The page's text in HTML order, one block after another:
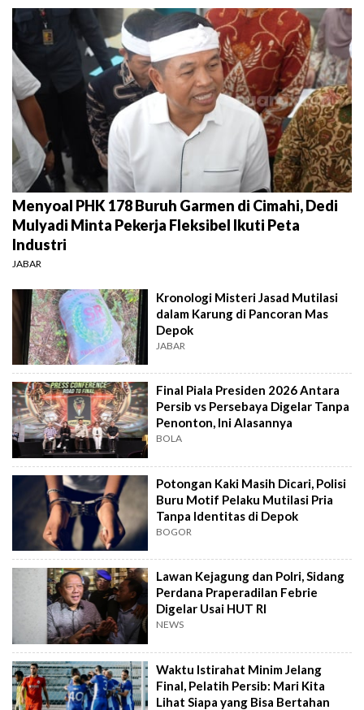
Menyoal PHK 178 Buruh Garmen di Cimahi, Dedi
Mulyadi Minta Pekerja Fleksibel Ikuti Peta
Industri
JABAR
Kronologi Misteri Jasad Mutilasi
dalam Karung di Pancoran Mas
Depok
JABAR
Final Piala Presiden 2026 Antara
Persib vs Persebaya Digelar Tanpa
Penonton, Ini Alasannya
BOLA
Potongan Kaki Masih Dicari, Polisi
Buru Motif Pelaku Mutilasi Pria
Tanpa Identitas di Depok
BOGOR
Lawan Kejagung dan Polri, Sidang
Perdana Praperadilan Febrie
Digelar Usai HUT RI
NEWS
Waktu Istirahat Minim Jelang
Final, Pelatih Persib: Mari Kita
Lihat Siapa yang Bisa Bertahan